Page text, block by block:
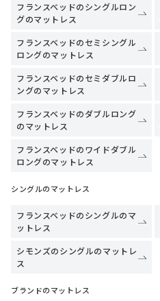
フランスベッドのシングルロン
グのマットレス
フランスベッドのセミシングル
ロングのマットレス
フランスベッドのセミダブルロ
ングのマットレス
フランスベッドのダブルロング
のマットレス
フランスベッドのワイドダブル
ロングのマットレス
シングルのマットレス
フランスベッドのシングルのマ
ットレス
シモンズのシングルのマットレ
ス
ブランドのマットレス